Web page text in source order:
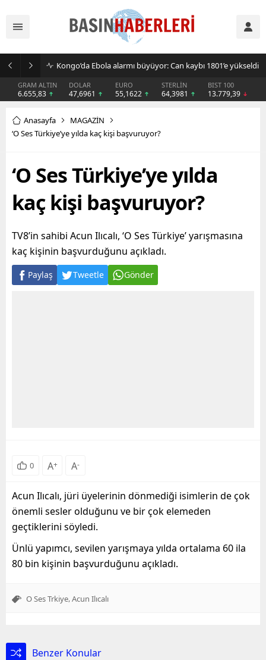
Kongo’da Ebola alarmı büyüyor: Can kaybı 1801’e yükseldi
GRAM ALTIN
6.655,83
DOLAR
47,6961
EURO
55,1622
STERLİN
64,3981
BIST 100
13.779,39
Anasayfa
MAGAZİN
‘O Ses Türkiye’ye yılda kaç kişi başvuruyor?
‘O Ses Türkiye’ye yılda
kaç kişi başvuruyor?
TV8’in sahibi Acun Ilıcalı, ‘O Ses Türkiye’ yarışmasına
kaç kişinin başvurduğunu açıkladı.
Paylaş Tweetle Gönder
0 A+ A-
Acun Ilıcalı, jüri üyelerinin dönmediği isimlerin de çok
önemli sesler olduğunu ve bir çok elemeden
geçtiklerini söyledi.
Ünlü yapımcı, sevilen yarışmaya yılda ortalama 60 ila
80 bin kişinin başvurduğunu açıkladı.
O Ses Trkiye Acun Ilıcalı
Benzer Konular